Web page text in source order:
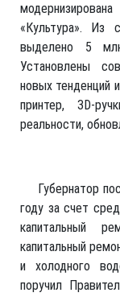
«Культура». Из
выделено 5
Установлены
новых тенденций
принтер, 3D-
реальности,
Губернатор
году за счет
капитальный
капитальный
и холодного
поручил